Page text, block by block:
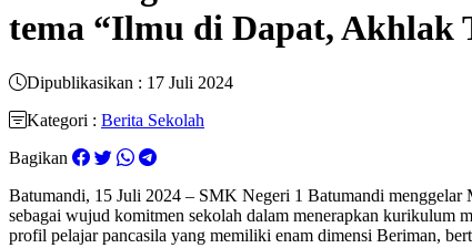
tema “Ilmu di Dapat, Akhlak
Dipublikasikan : 17 Juli 2024
Kategori : Berita Sekolah
Bagikan
Batumandi, 15 Juli 2024 – SMK Negeri 1 Batumandi menggelar
sebagai wujud komitmen sekolah dalam menerapkan kurikulum
profil pelajar pancasila yang memiliki enam dimensi Beriman,